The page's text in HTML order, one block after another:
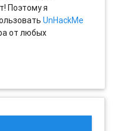
Поэтому я
UnHackMe
от любых